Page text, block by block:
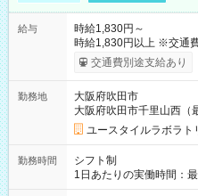
給与
時給1,830円～
時給1,830円以上 ※交通
考慮して決定します 【収入例】 週1回勤務の場合：1,830円×8時
間×4回=5万8,560円 週3回勤務の場合：1,830円×8時間×12回
月 ※ 雇用形態と給与に、
用形態：本採用時と同じ
交通費別途支給あり
勤務地
大阪府吹田市
大阪府吹田市千里山西（
ユースタイルラボラト
勤務時間
シフト制
1日あたりの実働時間：
00 ※週1日～OK ／ 夜勤専従 ＊＊ 勤務時間例 ＊＊ ■22時か